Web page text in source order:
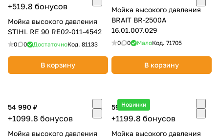
+519.8 бонусов
Мойка высокого давления
STIHL RE 90 RE02-011-4542
0 0 ДостаточноКод. 81133
В корзину
Мойка высокого давления
BRAIT BR-2500А
16.01.007.029
0 0 МалоКод. 71705
В корзину
54 990 ₽
+1099.8 бонусов
Мойка высокого давления
Новинки
59 990 ₽
+1199.8 бонусов
Мойка высокого давления